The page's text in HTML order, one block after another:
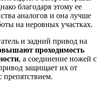
благодаря этому ее
аналогов и она лучше
на неровных участках.
и задний привод на
проходимость
, а соединение ножей с
защищает их от
препятствием.